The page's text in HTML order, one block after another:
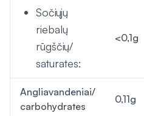
Sočiųjų
riebalų
rūgščių/
saturates:
<0,1g
Angliavandeniai/
carbohydrates
0,11g